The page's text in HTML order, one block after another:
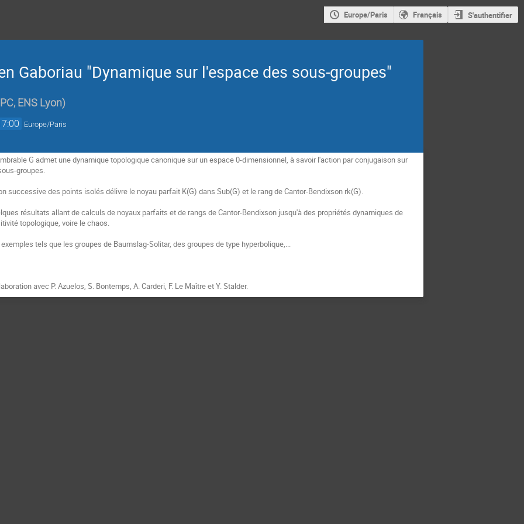
Europe/Paris Français S'authentifier
Gaboriau "Dynamique sur l'espace des sous-groupes"
ENS Lyon)
Europe/Paris
G admet une dynamique topologique canonique sur un espace 0-dimensionnel, à savoir l'action par conjugaison sur
groupes.
successive des points isolés délivre le noyau parfait K(G) dans Sub(G) et le rang de Cantor-Bendixson rk(G).
résultats allant de calculs de noyaux parfaits et de rangs de Cantor-Bendixson jusqu'à des propriétés dynamiques de
topologique, voire le chaos.
tels que les groupes de Baumslag-Solitar, des groupes de type hyperbolique,...
avec P. Azuelos, S. Bontemps, A. Carderi, F. Le Maître et Y. Stalder.